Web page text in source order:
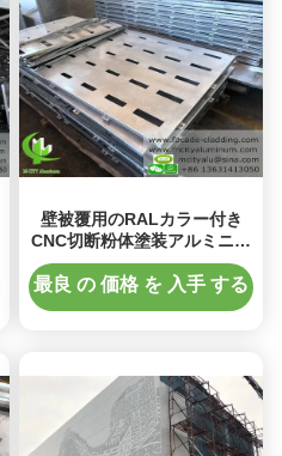
壁被覆用のRALカラー付き
CNC切断粉体塗装アルミニウ
ムファサードパネル
最良 の 価格 を 入手 する